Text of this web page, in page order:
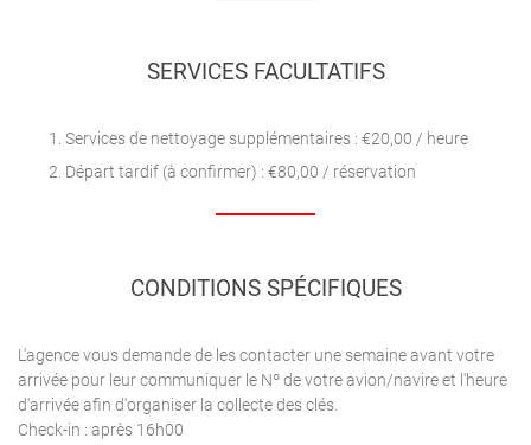
SERVICES FACULTATIFS
Services de nettoyage supplémentaires : €20,00 / heure
Départ tardif (à confirmer) : €80,00 / réservation
CONDITIONS SPÉCIFIQUES
L'agence vous demande de les contacter une semaine avant votre
arrivée pour leur communiquer le Nº de votre avion/navire et l'heure
d'arrivée afin d'organiser la collecte des clés.
Check-in : après 16h00